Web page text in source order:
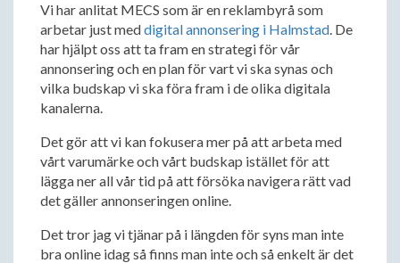
Vi har anlitat MECS som är en reklambyrå som
arbetar just meddigital annonsering i Halmstad. De
har hjälpt oss att ta fram en strategi för vår
annonsering och en plan för vart vi ska synas och
vilka budskap vi ska föra fram i de olika digitala
kanalerna.
Det gör att vi kan fokusera mer på att arbeta med
vårt varumärke och vårt budskap istället för att
lägga ner all vår tid på att försöka navigera rätt vad
det gäller annonseringen online.
Det tror jag vi tjänar på i längden för syns man inte
bra online idag så finns man inte och så enkelt är det